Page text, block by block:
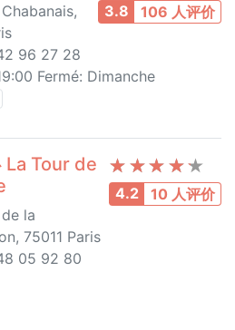
3.8 106 人评价
96 27 28
Fermé: Dimanche
4.2 10 人评价
La Tour de
la
75011 Paris
05 92 80